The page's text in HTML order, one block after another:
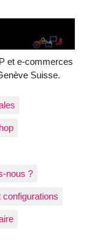
et e-commerces
Suisse.
nous ?
configurations